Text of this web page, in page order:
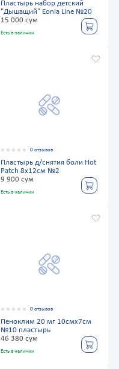
Пластырь набор детский
"Дышащий" Eonia Line №20
15 000 сум
Есть в наличии
0 отзывов
Пластырь д/снятия боли Hot
Patch 8х12см №2
9 900 сум
Есть в наличии
0 отзывов
Пеноклим 20 мг 10смх7см
№10 пластырь
46 380 сум
Есть в наличии